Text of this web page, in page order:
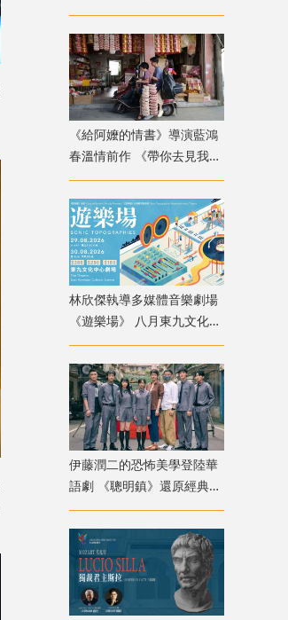
國電影週8月放映
《給阿嬤的情書》導演藍鴻
春溫情前作 《帶你去見我
媽》暖心上映
林欣傑執導多媒體音樂劇場
《遊樂場》 八月東九文化中
心上演
伊藤潤二的恐怖美學登陸華
語劇 《聰明鎮》還原經典角
色卻掀兩極評價